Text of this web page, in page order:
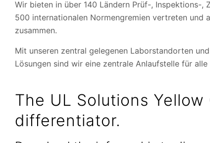
Wir bieten in über 140 Ländern Prüf-, Inspektions-
500 internationalen Normengremien vertreten
zusammen.
Mit unseren zentral gelegenen Laborstandorten
Lösungen sind wir eine zentrale Anlaufstelle für
The UL Solutions
differentiator.